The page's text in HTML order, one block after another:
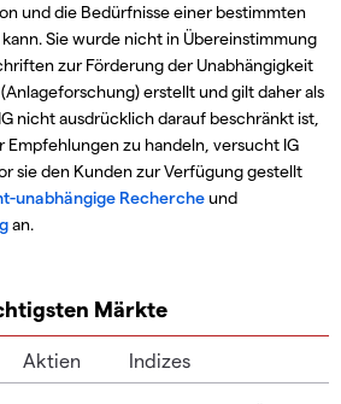
und die Bedürfnisse einer bestimmten
Sie wurde nicht in Übereinstimmung
zur Förderung der Unabhängigkeit
erstellt und gilt daher als
nicht ausdrücklich darauf beschränkt ist,
Empfehlungen zu handeln, versucht IG
sie den Kunden zur Verfügung gestellt
unabhängige Recherche und
an.
Märkte
Aktien Indizes